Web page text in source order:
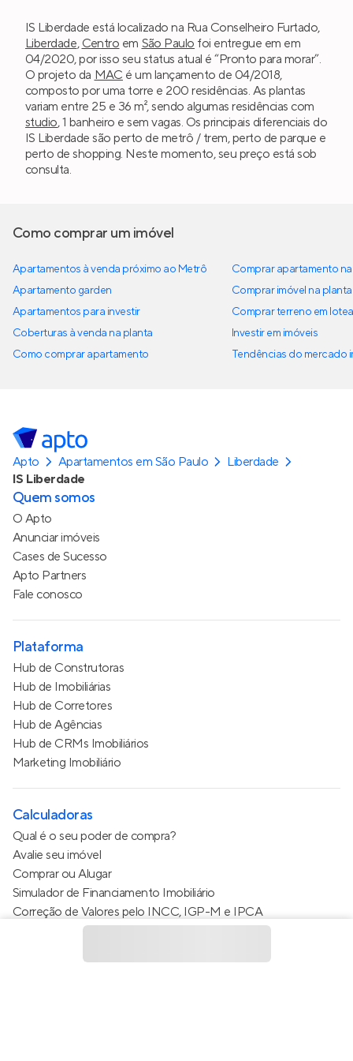
IS Liberdade está localizado na Rua Conselheiro Furtado,
Liberdade, Centro em São Paulo foi entregue em em
04/2020, por isso seu status atual é “Pronto para morar”.
O projeto da MAC é um lançamento de 04/2018,
composto por uma torre e 200 residências. As plantas
variam entre 25 e 36 m², sendo algumas residências com
studio, 1 banheiro e sem vagas. Os principais diferenciais do
IS Liberdade são perto de metrô / trem, perto de parque e
perto de shopping. Neste momento, seu preço está sob
consulta.
Como comprar um imóvel
Apartamentos à venda próximo ao Metrô
Apartamento garden
Apartamentos para investir
Coberturas à venda na planta
Como comprar apartamento
Comprar apartamento
Comprar imóvel na planta
Comprar terreno em
Investir em imóveis
Tendências do mercado
Apto Apartamentos em São Paulo
Liberdade
IS Liberdade
Quem somos
O Apto
Anunciar imóveis
Cases de Sucesso
Apto Partners
Fale conosco
Plataforma
Hub de Construtoras
Hub de Imobiliárias
Hub de Corretores
Hub de Agências
Hub de CRMs Imobiliários
Marketing Imobiliário
Calculadoras
Qual é o seu poder de compra?
Avalie seu imóvel
Comprar ou Alugar
Simulador de Financiamento Imobiliário
Correção de Valores pelo INCC, IGP-M e IPCA
Estimativa de valor do condomínio